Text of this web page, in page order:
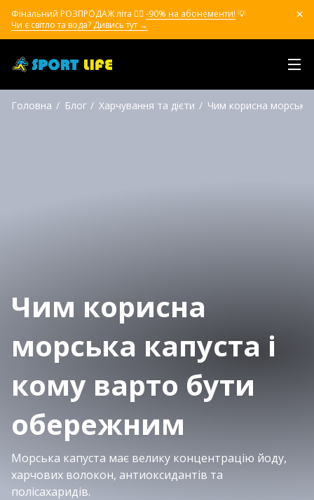
Фінальний РОЗПРОДАЖ літа ❤️‍🔥 -90% на абонементи! 💡
Чи є світло та вода? Дивись тут →
Головна Блог Харчування та дієти Чим корисна
Чим корисна
морська капуста і
кому варто бути
обережним
Морська капуста має велику концентрацію йоду,
харчових волокон, антиоксидантів та
полісахаридів.